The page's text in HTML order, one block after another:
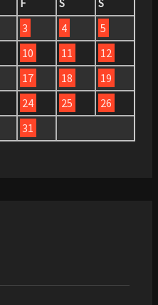
3 4
5
10 11
12
17 18
19
24 25
26
31